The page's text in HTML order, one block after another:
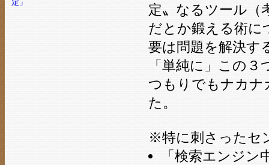
定〟なるツール（
だとか鍛える術に
要は問題を解決す
「単純に」この
つもりでもナカナ
た。
※特に刺さったセ
「検索エンジ